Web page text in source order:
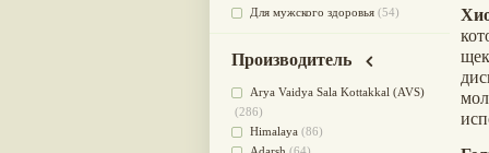
Для мужского здоровья (54)
применения
(51)
Для приготовления пищи(49)
от инфекций мочеполовой
системы(49)
Для стабилизации деятельности
Производитель
Arya Vaidya Sala Kottakkal (AVS)
(286)
Himalaya (86)